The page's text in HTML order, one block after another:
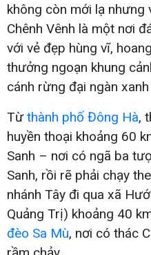
không còn mới lạ nhưng
Chênh Vênh là một nơi
với vẻ đẹp hùng vĩ,
thưởng ngoạn khung
cánh rừng đại ngàn
Từ thành phố Đông Hà,
huyền thoại khoảng 60
Sanh – nơi có ngã ba
Sanh, rồi rẽ phải chạy
nhánh Tây đi qua xã
Quảng Trị) khoảng 40
đèo Sa Mù, nơi có thác